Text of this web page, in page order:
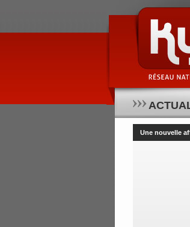
Une nouvelle